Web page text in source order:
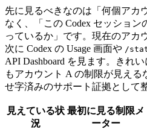
先に見るべきなのは「何個アカ
なく、「この Codex セッショ
っているか」です。現在のアカ
次に Codex の Usage 画面や /
API Dashboard を見ます。きれ
もアカウント A の制限が見え
せ字済みのサポート証拠として
見えている状
況
最初に見る制限メ
ーター